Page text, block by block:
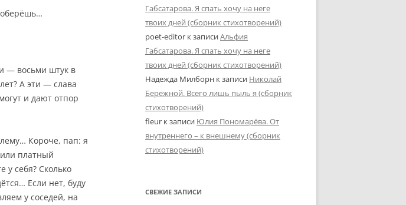
— восьми штук в
А эти — слава
и дают отпор
Короче, пап: я
платный
у себя? Сколько
Если нет, буду
у соседей, на
Габсатарова. Я спать хочу на неге
твоих дней (сборник стихотворений)
poet-editor к записиАльфия
Габсатарова. Я спать хочу на неге
твоих дней (сборник стихотворений)
Надежда Милборн к записи Николай
Бережной. Всего лишь пыль я (сборник
стихотворений)
fleur к записи Юлия Пономарёва. От
внутреннего – к внешнему (сборник
стихотворений)
СВЕЖИЕ ЗАПИСИ